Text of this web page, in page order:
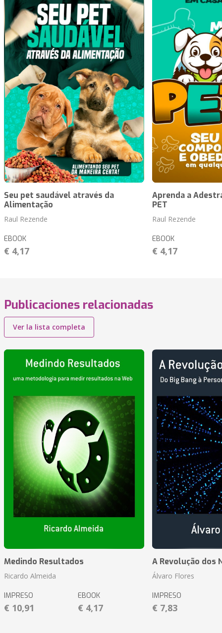
Seu pet saudável através da
Alimentação
Raul Rezende
EBOOK
€ 4,17
Aprenda a
PET
Raul Rezende
EBOOK
€ 4,17
Publicaciones relacionadas
Ver la lista completa
Medindo Resultados
Ricardo Almeida
IMPRESO
€ 10,91
EBOOK
€ 4,17
A Revolução dos
Álvaro Flores
IMPRESO
€ 7,83